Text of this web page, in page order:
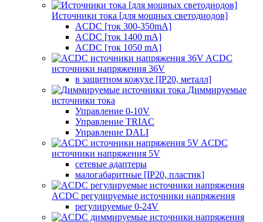
Источники тока [для мощных светодиодов]
ACDC [ток 300-350mA]
ACDC [ток 1400 mA]
ACDC [ток 1050 mA]
ACDC
источники напряжения 36V
в защитном кожухе [IP20, металл]
Диммируемые
источники тока
Управление 0-10V
Управление TRIAC
Управление DALI
ACDC
источники напряжения 5V
сетевые адаптеры
малогабаритные [IP20, пластик]
ACDC регулируемые источники напряжения
регулируемые 0-24V